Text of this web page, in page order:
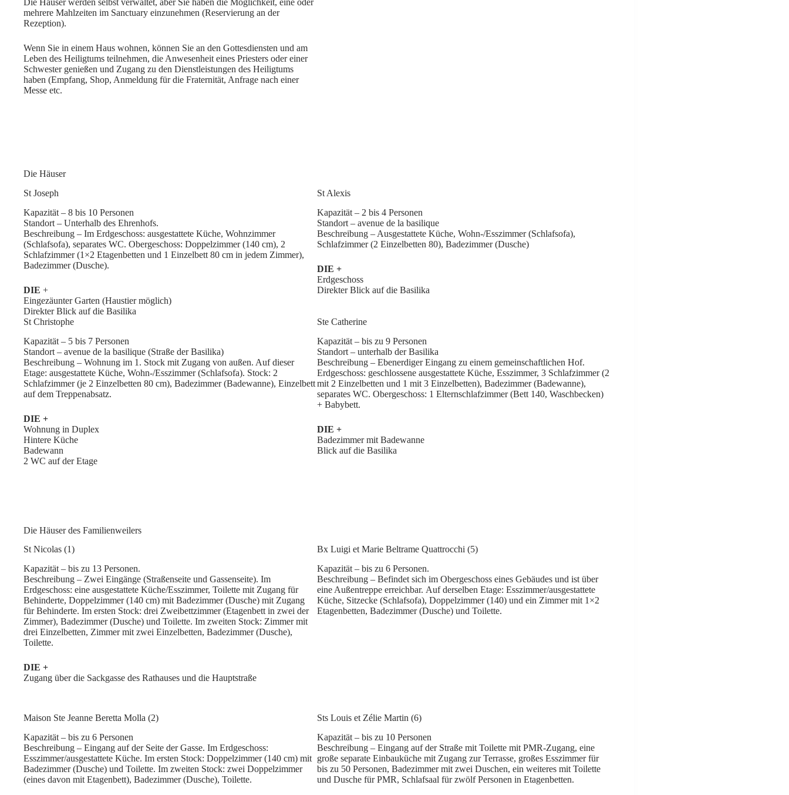
Die Häuser werden selbst verwaltet, aber Sie haben die Möglichkeit, eine oder
mehrere Mahlzeiten im Sanctuary einzunehmen (Reservierung an der
Rezeption).
Wenn Sie in einem Haus wohnen, können Sie an den Gottesdiensten und am
Leben des Heiligtums teilnehmen, die Anwesenheit eines Priesters oder einer
Schwester genießen und Zugang zu den Dienstleistungen des Heiligtums
haben (Empfang, Shop, Anmeldung für die Fraternität, Anfrage nach einer
Messe etc.
Die Häuser
St Joseph
Kapazität – 8 bis 10 Personen
Standort – Unterhalb des Ehrenhofs.
Beschreibung – Im Erdgeschoss: ausgestattete Küche, Wohnzimmer
(Schlafsofa), separates WC. Obergeschoss: Doppelzimmer (140 cm), 2
Schlafzimmer (1×2 Etagenbetten und 1 Einzelbett 80 cm in jedem Zimmer),
Badezimmer (Dusche).
DIE +
Eingezäunter Garten (Haustier möglich)
Direkter Blick auf die Basilika
St Alexis
Kapazität – 2 bis 4 Personen
Standort – avenue de la basilique
Beschreibung – Ausgestattete Küche, Wohn-/Esszimmer (Schlafsofa),
Schlafzimmer (2 Einzelbetten 80), Badezimmer (Dusche)
DIE +
Erdgeschoss
Direkter Blick auf die Basilika
St Christophe
Kapazität – 5 bis 7 Personen
Standort – avenue de la basilique (Straße der Basilika)
Beschreibung – Wohnung im 1. Stock mit Zugang von außen. Auf dieser
Etage: ausgestattete Küche, Wohn-/Esszimmer (Schlafsofa). Stock: 2
Schlafzimmer (je 2 Einzelbetten 80 cm), Badezimmer (Badewanne), Einzelbett
auf dem Treppenabsatz.
DIE +
Wohnung in Duplex
Hintere Küche
Badewann
2 WC auf der Etage
Ste Catherine
Kapazität – bis zu 9 Personen
Standort – unterhalb der Basilika
Beschreibung – Ebenerdiger Eingang zu einem gemeinschaftlichen Hof.
Erdgeschoss: geschlossene ausgestattete Küche, Esszimmer, 3 Schlafzimmer (2
mit 2 Einzelbetten und 1 mit 3 Einzelbetten), Badezimmer (Badewanne),
separates WC. Obergeschoss: 1 Elternschlafzimmer (Bett 140, Waschbecken)
+ Babybett.
DIE +
Badezimmer mit Badewanne
Blick auf die Basilika
Die Häuser des Familienweilers
St Nicolas (1)
Kapazität – bis zu 13 Personen.
Beschreibung – Zwei Eingänge (Straßenseite und Gassenseite). Im
Erdgeschoss: eine ausgestattete Küche/Esszimmer, Toilette mit Zugang für
Behinderte, Doppelzimmer (140 cm) mit Badezimmer (Dusche) mit Zugang
für Behinderte. Im ersten Stock: drei Zweibettzimmer (Etagenbett in zwei der
Zimmer), Badezimmer (Dusche) und Toilette. Im zweiten Stock: Zimmer mit
drei Einzelbetten, Zimmer mit zwei Einzelbetten, Badezimmer (Dusche),
Toilette.
DIE +
Zugang über die Sackgasse des Rathauses und die Hauptstraße
Bx Luigi et Marie Beltrame Quattrocchi (5)
Kapazität – bis zu 6 Personen.
Beschreibung – Befindet sich im Obergeschoss eines Gebäudes und ist über
eine Außentreppe erreichbar. Auf derselben Etage: Esszimmer/ausgestattete
Küche, Sitzecke (Schlafsofa), Doppelzimmer (140) und ein Zimmer mit 1×2
Etagenbetten, Badezimmer (Dusche) und Toilette.
Maison Ste Jeanne Beretta Molla (2)
Kapazität – bis zu 6 Personen
Beschreibung – Eingang auf der Seite der Gasse. Im Erdgeschoss:
Esszimmer/ausgestattete Küche. Im ersten Stock: Doppelzimmer (140 cm) mit
Badezimmer (Dusche) und Toilette. Im zweiten Stock: zwei Doppelzimmer
(eines davon mit Etagenbett), Badezimmer (Dusche), Toilette.
Sts Louis et Zélie Martin (6)
Kapazität – bis zu 10 Personen
Beschreibung – Eingang auf der Straße mit Toilette mit PMR-Zugang, eine
große separate Einbauküche mit Zugang zur Terrasse, großes Esszimmer für
bis zu 50 Personen, Badezimmer mit zwei Duschen, ein weiteres mit Toilette
und Dusche für PMR, Schlafsaal für zwölf Personen in Etagenbetten.